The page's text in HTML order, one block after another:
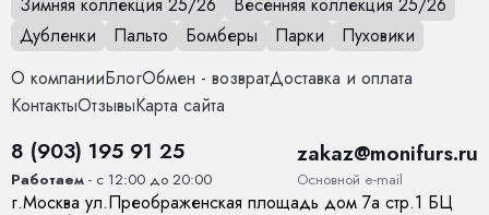
Опции опушки Нет
Температурный режим от 0 до +15
Декоративные элементы Карманы, Капюшон
Тип карманов глубокие
Дубленки
Пальто Бомберы Парки
Пуховики
О компанииБлогОбмен - возвратДоставка и оплата
КонтактыОтзывыКарта сайта
8 (903) 195 91 25
Работаем - с 12:00 до 20:00
zakaz@monifurs.ru
Основной е-mail
г.Москва ул.Преображенская площадь дом 7а стр.1 БЦ